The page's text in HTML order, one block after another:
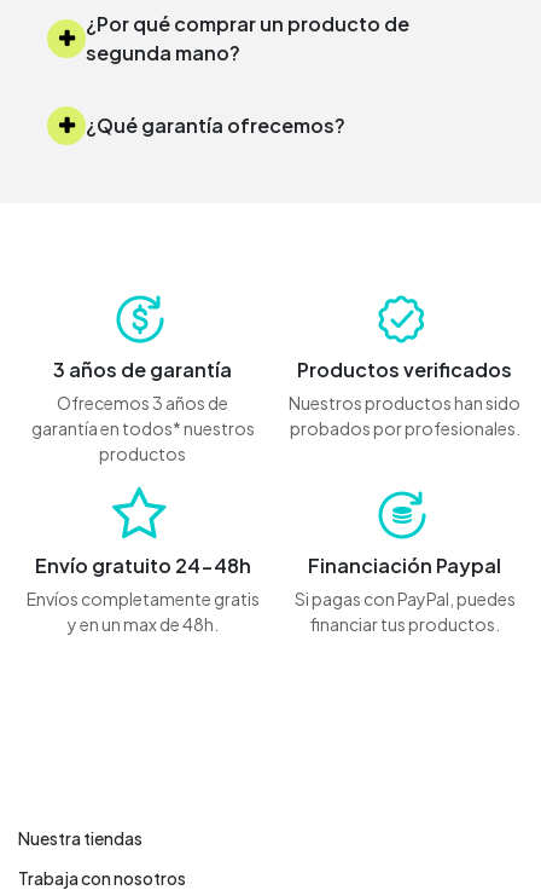
¿Por qué comprar un producto de
segunda mano?
¿Qué garantía ofrecemos?
3 años de garantía
Ofrecemos 3 años de
garantía en todos* nuestros
productos
Productos verificados
Nuestros productos han sido
probados por profesionales.
Envío gratuito 24-48h
Envíos completamente gratis
y en un max de 48h.
Financiación Paypal
Si pagas con PayPal, puedes
financiar tus productos.
Nuestra tiendas
Trabaja con nosotros